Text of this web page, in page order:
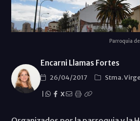
Parroquia
Encarni Llamas Fortes
26/04/2017
Stma.
X